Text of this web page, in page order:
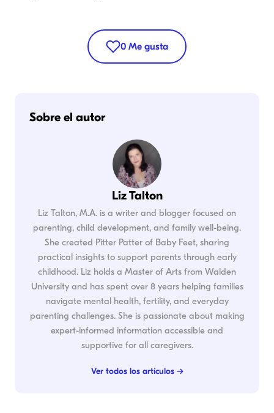
0 Me gusta
Sobre el autor
Liz Talton
Liz Talton, M.A. is a writer and blogger focused on
parenting, child development, and family well-being.
She created Pitter Patter of Baby Feet, sharing
practical insights to support parents through early
childhood. Liz holds a Master of Arts from Walden
University and has spent over 8 years helping families
navigate mental health, fertility, and everyday
parenting challenges. She is passionate about making
expert-informed information accessible and
supportive for all caregivers.
Ver todos los artículos →